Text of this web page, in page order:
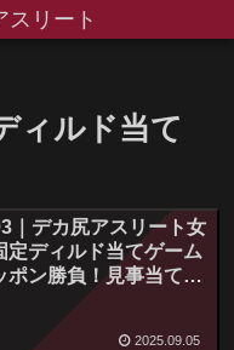
スリート
ィルド当て
｜デカ尻アスリート女
定ディルド当てゲーム
ポン勝負！見事当てた
万円！外せばその場で
ハメ！ ディルドでイ
2025.09.05